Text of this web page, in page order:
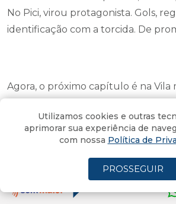
No Pici, virou protagonista. Gols,
identificação com a torcida. De
Agora, o próximo capítulo é na Vila
lado de Neymar.
A história de Moisés é simples e
ajuda, mas o que sustenta é
Utilizamos cookies e outras
aprimorar sua experiência de
com nossa Política de
PROSSEGUIR